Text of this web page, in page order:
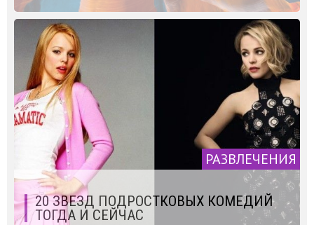
РАЗВЛЕЧЕНИЯ
20 ЗВЕЗД ПОДРОСТКОВЫХ КОМЕДИЙ
ТОГДА И СЕЙЧАС